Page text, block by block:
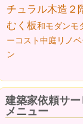
チュラル木造２
むく板和モダンモ
ーコスト中庭 リノ
ン
建築家依頼サ
メニュー